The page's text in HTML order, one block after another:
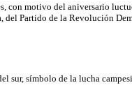
con motivo del aniversario
Partido de la Revolución
símbolo de la lucha